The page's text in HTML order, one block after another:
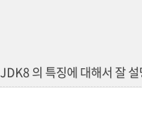
JDK8 의 특징에 대해서 잘